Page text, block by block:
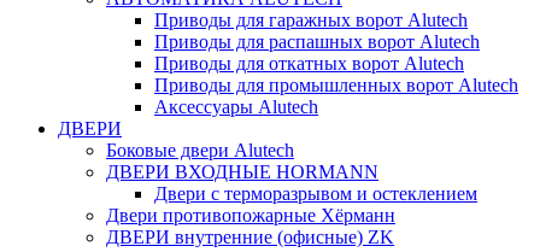
Приводы для гаражных ворот Alutech
Приводы для распашных ворот Alutech
Приводы для откатных ворот Alutech
Приводы для промышленных ворот Alutech
Аксессуары Alutech
ДВЕРИ
Боковые двери Alutech
ДВЕРИ ВХОДНЫЕ HORMANN
Двери с терморазрывом и остеклением
Двери противопожарные Хёрманн
ДВЕРИ внутренние (офисные) ZK